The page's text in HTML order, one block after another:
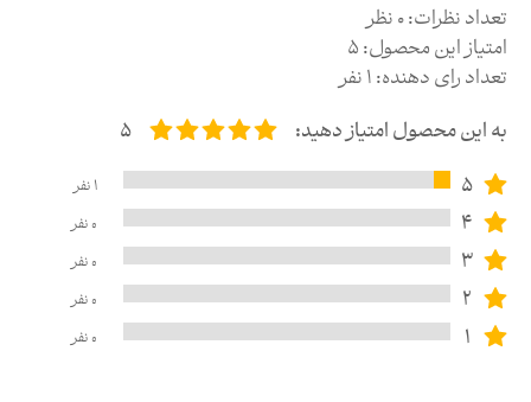
تعداد نظرات:0نظر
امتیاز این محصول:5
تعداد رای دهنده:1نفر
به این محصول امتیاز دهید:
5
5
1نفر
4
0نفر
3
0نفر
2
0نفر
1
0نفر